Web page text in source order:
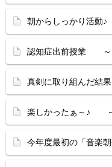
朝からしっかり活
認知症出前授業 ～
真剣に取り組んだ結
楽しかったぁ～♪ ～
今年度最初の「音楽朝